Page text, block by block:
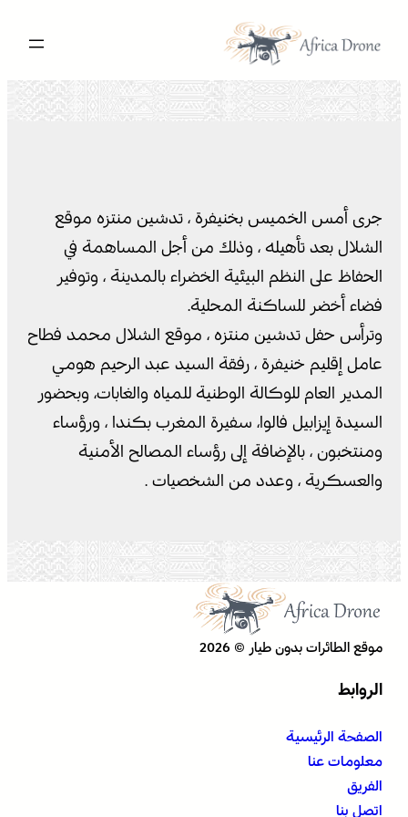
المحتوى
جرى أمس الخميس بخنيفرة ، تدشين منتزه موقع
الشلال بعد تأهيله ، وذلك من أجل المساهمة في
الحفاظ على النظم البيئية الخضراء بالمدينة ، وتوفير
فضاء أخضر للساكنة المحلية.
وترأس حفل تدشين منتزه ، موقع الشلال محمد فطاح
عامل إقليم خنيفرة ، رفقة السيد عبد الرحيم هومي
المدير العام للوكالة الوطنية للمياه والغابات، وبحضور
السيدة إيزابيل فالوا، سفيرة المغرب بكندا ، ورؤساء
ومنتخبون ، بالإضافة إلى رؤساء المصالح الأمنية
والعسكرية ، وعدد من الشخصيات .
موقع الطائرات بدون طيار © 2026
الروابط
الصفحة الرئيسية
معلومات عنا
الفريق
اتصل بنا